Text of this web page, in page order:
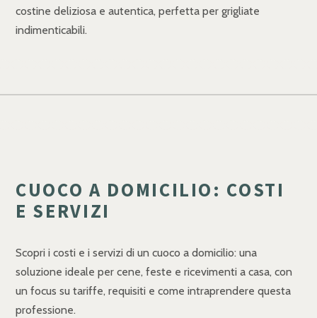
costine deliziosa e autentica, perfetta per grigliate
indimenticabili.
CUOCO A DOMICILIO: COSTI
E SERVIZI
Scopri i costi e i servizi di un cuoco a domicilio: una
soluzione ideale per cene, feste e ricevimenti a casa, con
un focus su tariffe, requisiti e come intraprendere questa
professione.